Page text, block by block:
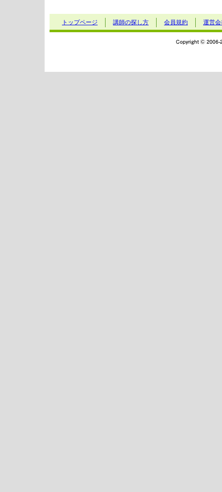
トップページ 講師の探し方 会員規約 運営